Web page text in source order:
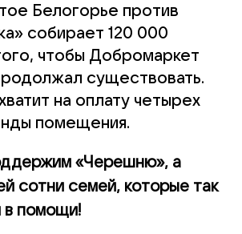
Белогорье против
собирает 120 000
чтобы Добромаркет
существовать.
на оплату четырех
помещения.
«Черешню», а
сотни семей, которые так
в помощи!